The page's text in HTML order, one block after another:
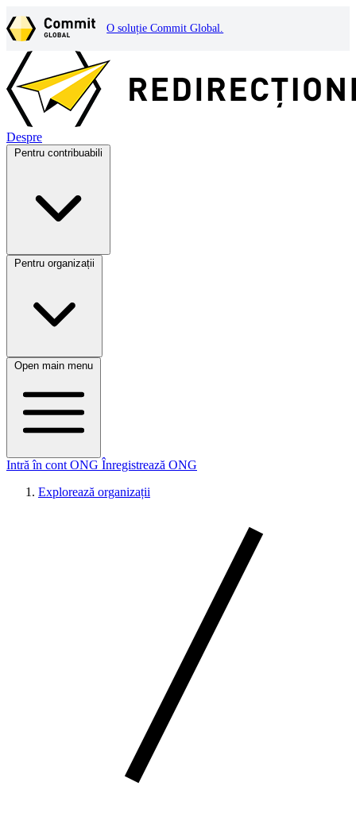
O soluție Commit Global.
Despre
Pentru contribuabili
Pentru organizații
Open main menu
Intră în cont ONG Înregistrează ONG
Explorează organizații